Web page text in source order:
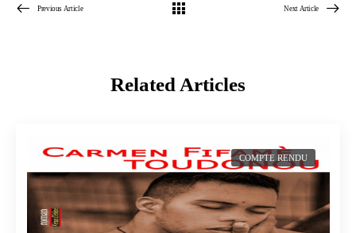
Previous Article Next Article
Related Articles
COMPTE RENDU